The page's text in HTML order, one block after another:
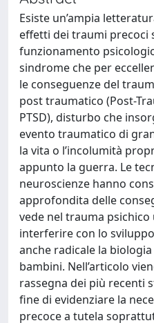
Esiste un’ampia
effetti dei traumi precoci
funzionamento
sindrome che per
le conseguenze del
post traumatico (Post-
PTSD), disturbo che
evento traumatico di
la vita o l’incolumità
appunto la guerra. Le
neuroscienze hanno
approfondita delle
vede nel trauma psichico
interferire con lo
anche radicale la
bambini. Nell’articolo
rassegna dei più recenti
fine di evidenziare la
precoce a tutela